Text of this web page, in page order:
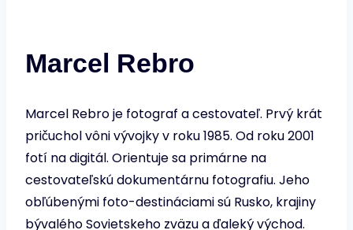
Marcel Rebro
Marcel Rebro je fotograf a cestovateľ. Prvý krát
pričuchol vôni vývojky v roku 1985. Od roku 2001
fotí na digitál. Orientuje sa primárne na
cestovateľskú dokumentárnu fotografiu. Jeho
obľúbenými foto-destináciami sú Rusko, krajiny
bývalého Sovietskeho zväzu a ďaleký východ.